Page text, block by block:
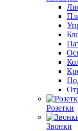
Розетки
Звонки